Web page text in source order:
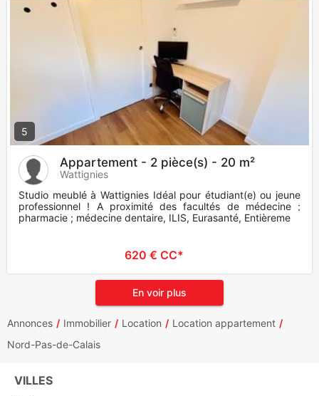
5
Appartement - 2 pièce(s) - 20 m²
Wattignies
Studio meublé à Wattignies Idéal pour étudiant(e) ou jeune
professionnel ! A proximité des facultés de médecine ;
pharmacie ; médecine dentaire, ILIS, Eurasanté, Entièremen
620 € CC*
En voir plus
Annonces Immobilier Location
Location appartement
Nord-Pas-de-Calais
VILLES